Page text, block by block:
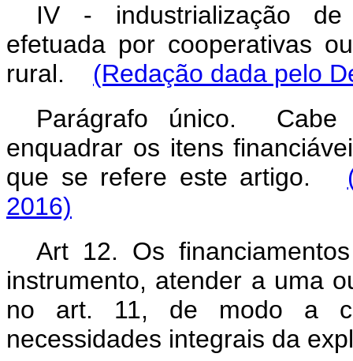
IV - industrialização de
efetuada por cooperativas
rural. (Redação dada pelo
Parágrafo único. Cabe
enquadrar os itens
que se refere este artigo.
2016)
Art 12. Os
instrumento, atender a uma
no art. 11, de modo a
necessidades integrais da